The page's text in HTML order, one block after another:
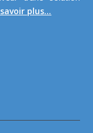
plus...